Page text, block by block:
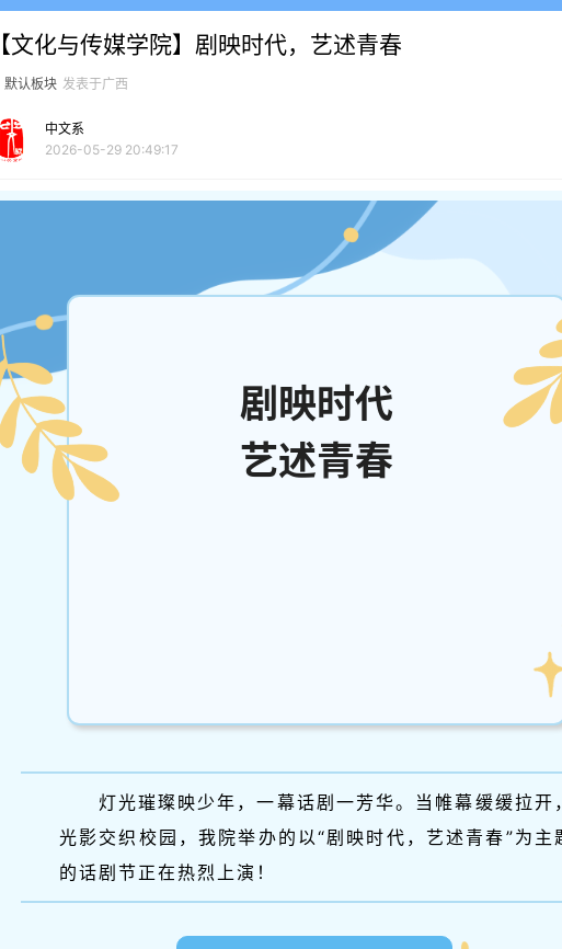
【文化与传媒学院】剧映时代，艺述青春
默认板块 发表于广西
中文系
2026-05-29 20:49:17
剧映时代
艺述青春
灯光璀璨映少年，一幕话剧一芳华。当帷幕缓缓拉开
光影交织校园，我院举办的以“剧映时代，艺述青春”为主
的话剧节正在热烈上演！